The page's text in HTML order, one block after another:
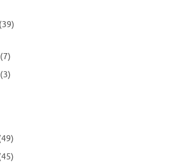
(39)
(7)
(3)